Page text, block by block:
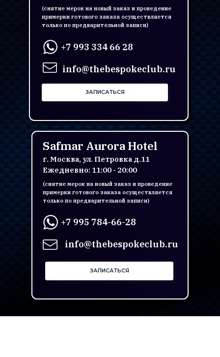
(снятие мерок на новый заказ и проведение
примерки готового заказа осуществляется
только по предварительной записи)
(снятие мерок на новый заказ и проведение
примерки готового заказа осуществляется
только по предварительной записи)
Ежедневно: 11:00 - 20:00
г. Москва, ул. Петровка д.11
Safmar Aurora Hotel
info@thebespokeclub.ru
+7 995 784-66-28
ОБЩЕСТВО С ОГРАНИЧЕННОЙ
ЗАПИСАТЬСЯ
info@thebespokeclub.ru
+7 993 334 66 28
ЗАПИСАТЬСЯ